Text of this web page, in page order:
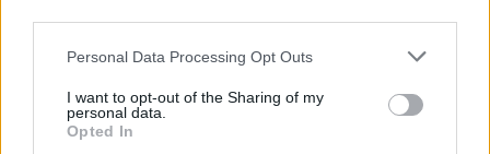
Personal Data Processing Opt Outs
I want to opt-out of the Sharing of my
personal data.
Opted In